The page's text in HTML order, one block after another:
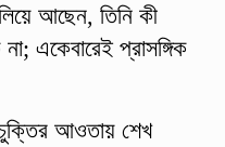
আছেন, তিনি কী
একেবারেই প্রাসঙ্গিক
চুক্তির আওতায় শেখ